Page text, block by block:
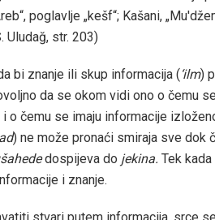
poglavlje „kešf“; Kašani,
Uludağ, str. 203)
bi znanje ili skup informacija (‘ilm)
da se okom vidi ono o čemu
o čemu se imaju informacije
) ne može pronaći smiraja sve dok
dospijeva do jekina. Tek
i znanje.